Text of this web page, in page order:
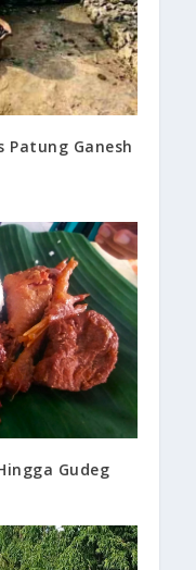
Patung Ganesh
Gudeg